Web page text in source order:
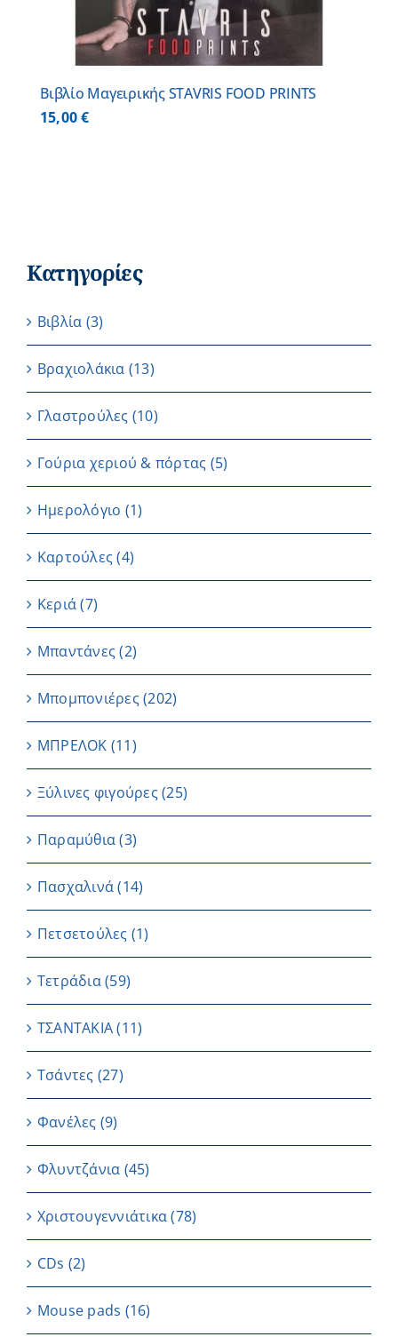
Βιβλίο Μαγειρικής STAVRIS FOOD PRINTS
15,00€
Κατηγορίες
Βιβλία (3)
Βραχιολάκια (13)
Γλαστρούλες (10)
Γούρια χεριού & πόρτας (5)
Ημερολόγιο (1)
Καρτούλες (4)
Κεριά (7)
Μπαντάνες (2)
Μπομπονιέρες(202)
ΜΠΡΕΛΟΚ (11)
Ξύλινες φιγούρες(25)
Παραμύθια (3)
Πασχαλινά (14)
Πετσετούλες (1)
Τετράδια(59)
ΤΣΑΝΤΑΚΙΑ (11)
Τσάντες (27)
Φανέλες (9)
Φλυντζάνια (45)
Χριστουγεννιάτικα(78)
CDs (2)
Μouse pads (16)